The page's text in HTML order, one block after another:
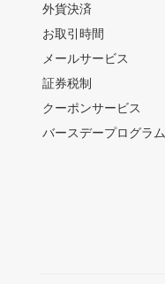
外貨決済
お取引時間
メールサービス
証券税制
クーポンサービス
バースデープログラム